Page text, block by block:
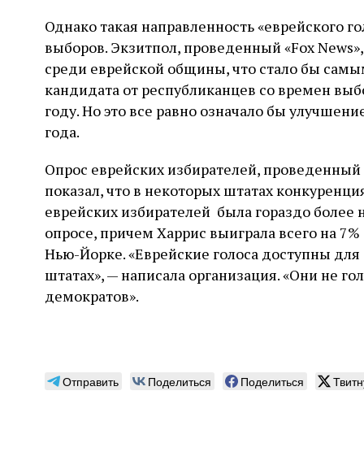
Однако такая направленность «еврейского
выборов. Экзитпол, проведенный «Fox
среди еврейской общины, что стало бы
кандидата от республиканцев со времен
году. Но это все равно означало бы
года.
Опрос еврейских избирателей,
показал, что в некоторых штатах
еврейских избирателей была гораздо
опросе, причем Харрис выиграла всего на
Нью-Йорке. «Еврейские голоса доступны
штатах», — написала организация. «Они не
демократов».
Отправить Поделиться Поделиться